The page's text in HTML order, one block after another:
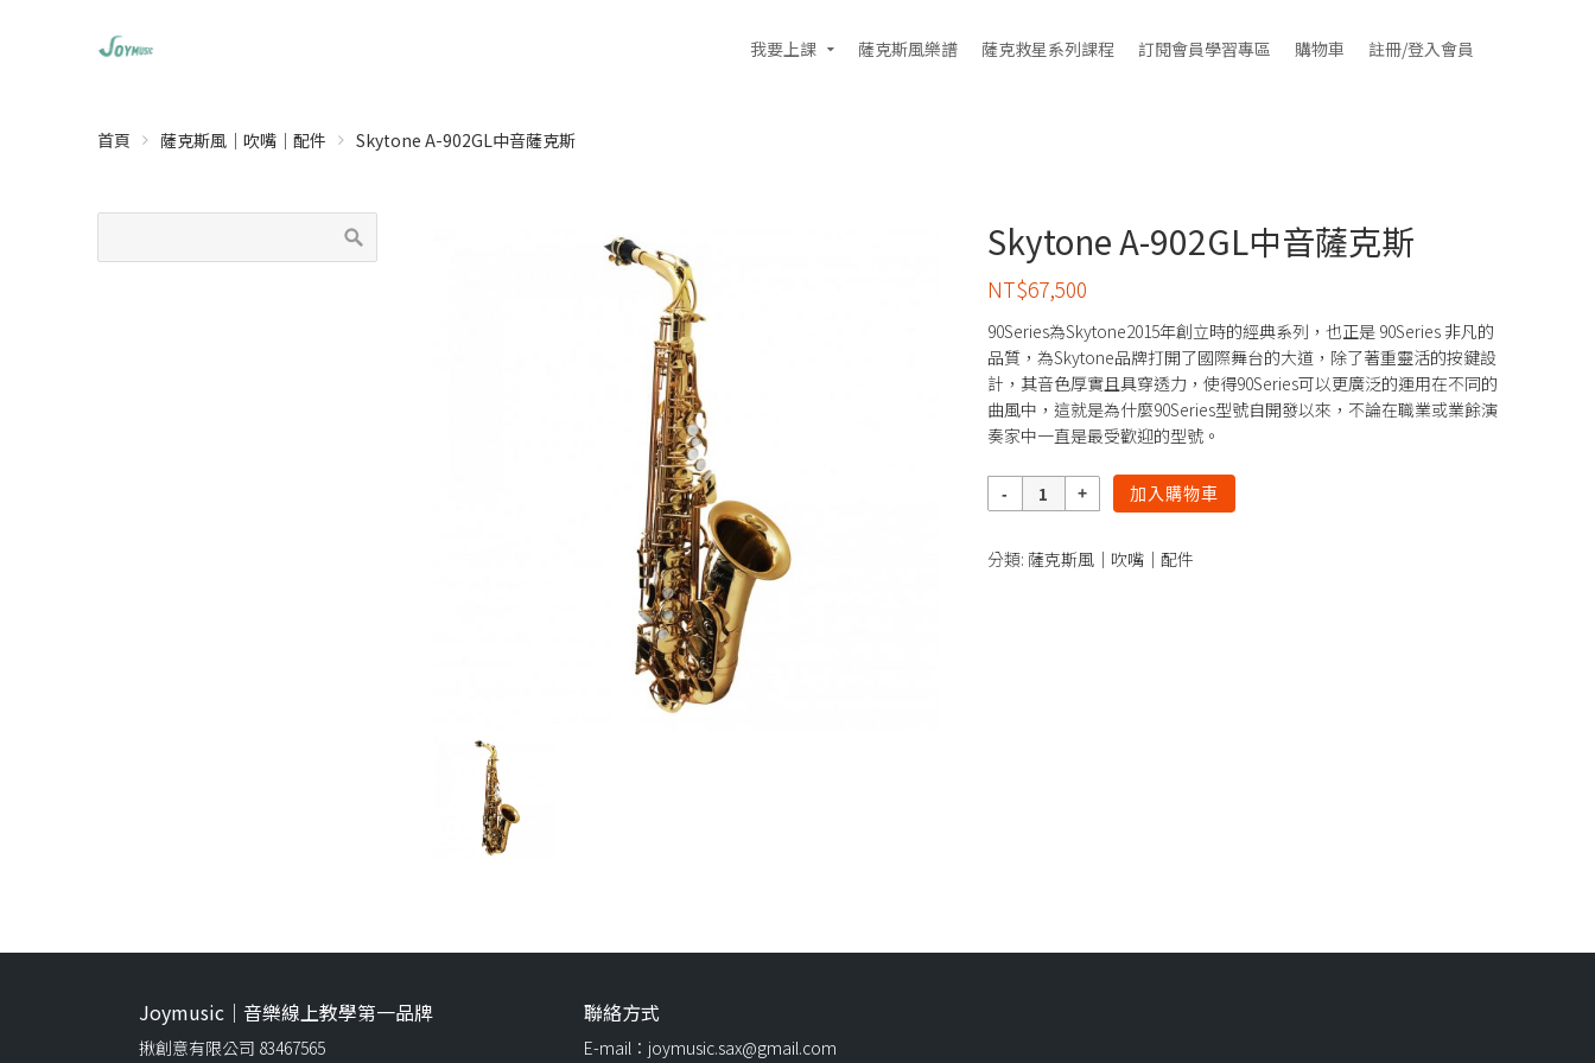
我要上課 薩克斯風樂譜 薩克救星系列課程 訂閱會員學習專區 購物車 註冊/登入會員
首頁 薩克斯風｜吹嘴｜配件 Skytone A-902GL中音薩克斯
Skytone A-902GL中音薩克斯
NT$67,500
90Series為Skytone2015年創立時的經典系列，也正是 90Series 非凡的
品質，為Skytone品牌打開了國際舞台的大道，除了著重靈活的按鍵設
計，其音色厚實且具穿透力，使得90Series可以更廣泛的運用在不同的
曲風中，這就是為什麼90Series型號自開發以來，不論在職業或業餘演
奏家中一直是最受歡迎的型號。
量
加入購物車
分類: 薩克斯風｜吹嘴｜配件
Joymusic｜音樂線上教學第一品牌
揪創意有限公司 83467565
聯絡方式
E-mail：joymusic.sax@gmail.com